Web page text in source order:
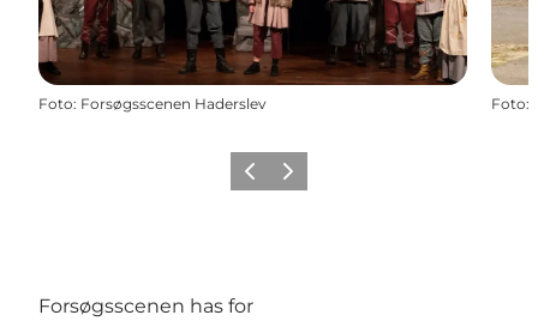
Foto: Forsøgsscenen Haderslev Foto:
Vorige Volgende
Forsøgsscenen has for